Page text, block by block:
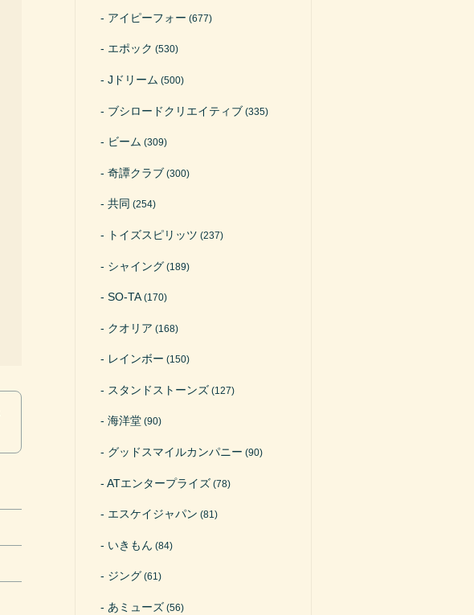
アイピーフォー (677)
エポック (530)
Jドリーム (500)
ブシロードクリエイティブ (335)
ビーム (309)
奇譚クラブ (300)
共同 (254)
トイズスピリッツ (237)
シャイング (189)
SO-TA(170)
クオリア (168)
レインボー (150)
スタンドストーンズ (127)
海洋堂 (90)
グッドスマイルカンパニー (90)
ATエンタープライズ (78)
エスケイジャパン (81)
いきもん (84)
ジング (61)
あミューズ (56)